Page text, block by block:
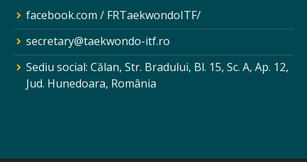
facebook.com / FRTaekwondoITF/
secretary@taekwondo-itf.ro
Sediu social: Călan, Str. Bradului, Bl. 15, Sc. A, Ap. 12,
Jud. Hunedoara, România